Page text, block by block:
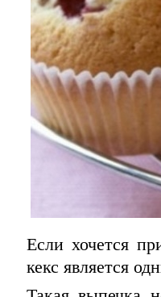
Если хочется
кекс является